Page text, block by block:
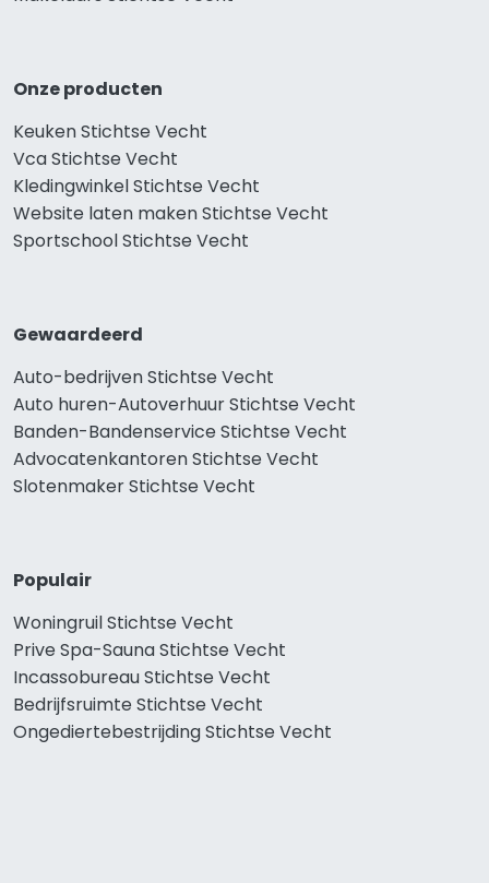
Onze producten
Keuken Stichtse Vecht
Vca Stichtse Vecht
Kledingwinkel Stichtse Vecht
Website laten maken Stichtse Vecht
Sportschool Stichtse Vecht
Gewaardeerd
Auto-bedrijven Stichtse Vecht
Auto huren-Autoverhuur Stichtse Vecht
Banden-Bandenservice Stichtse Vecht
Advocatenkantoren Stichtse Vecht
Slotenmaker Stichtse Vecht
Populair
Woningruil Stichtse Vecht
Prive Spa-Sauna Stichtse Vecht
Incassobureau Stichtse Vecht
Bedrijfsruimte Stichtse Vecht
Ongediertebestrijding Stichtse Vecht